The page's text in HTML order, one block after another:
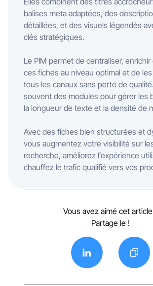
balises meta adaptées, des
détaillées, et des visuels légendés
clés stratégiques.
Le PIM permet de centraliser,
ces fiches au niveau optimal et de
tous les canaux sans perte de
souvent des modules pour gérer les
la longueur de texte et la densité de
Avec des fiches bien structurées et
vous augmentez votre visibilité sur
recherche, améliorez l’expérience
chauffez le trafic qualifié vers vos
Vous avez aimé cet
Partage le !